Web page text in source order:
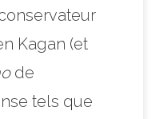
Kagan (et
de
tels que